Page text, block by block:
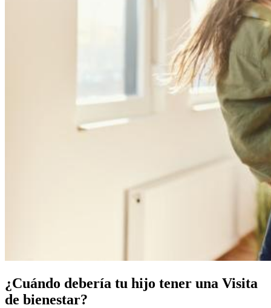
¿Cuándo debería tu hijo tener una Visita
de bienestar?